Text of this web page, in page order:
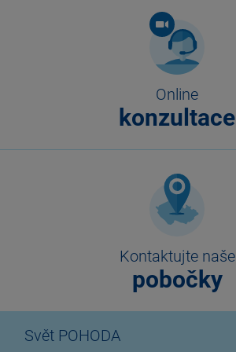
Online
konzultace
Kontaktujte naše
pobočky
Svět POHODA